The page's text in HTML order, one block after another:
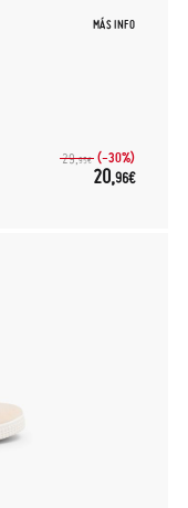
MÁS INFO
29,95€ (-30%)
20,96€